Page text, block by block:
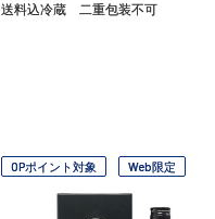
送料込冷蔵 二重包装不可
OPポイント対象 Web限定